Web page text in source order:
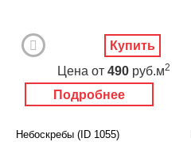
Подробнее
Цена от 490 руб.м2
Купить
Небоскребы (ID 1055)